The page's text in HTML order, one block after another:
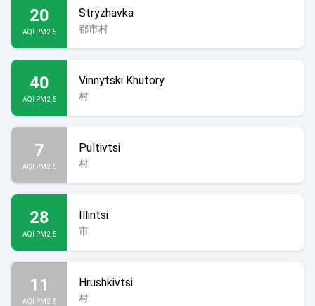
20
AQI PM2.5
Stryzhavka
都市村
40
AQI PM2.5
Vinnytski Khutory
村
7
AQI PM2.5
Pultivtsi
村
28
AQI PM2.5
Illintsi
市
11
AQI PM2.5
Hrushkivtsi
村